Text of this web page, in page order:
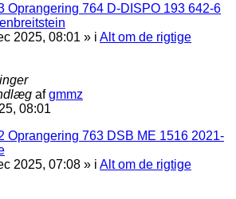
Oprangering 764 D-DISPO 193 642-6
2025, 08:01 » i Alt om de rigtige
afgmmz
08:01
Oprangering 763 DSB ME 1516 2021-
2025, 07:08 » i Alt om de rigtige